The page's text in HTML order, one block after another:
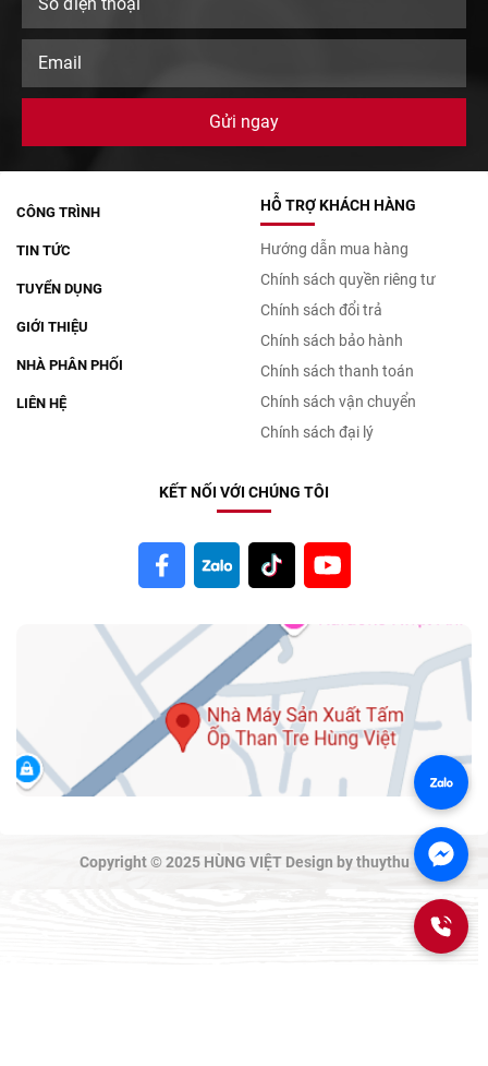
CÔNG TRÌNH
TIN TỨC
TUYỂN DỤNG
GIỚI THIỆU
NHÀ PHÂN PHỐI
LIÊN HỆ
HỖ TRỢ KHÁCH HÀNG
Hướng dẫn mua hàng
Chính sách quyền riêng tư
Chính sách đổi trả
Chính sách bảo hành
Chính sách thanh toán
Chính sách vận chuyển
Chính sách đại lý
KẾT NỐI VỚI CHÚNG TÔI
Copyright © 2025 HÙNG VIỆT Design by thuythu